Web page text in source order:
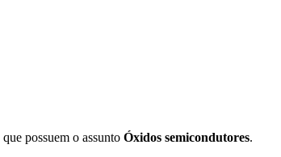
possuem o assunto Óxidos semicondutores.